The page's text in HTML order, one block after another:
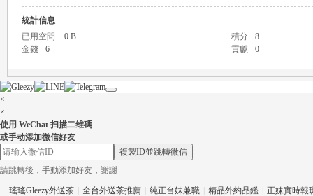
統計信息
已用空間
0 B 積分
8
金錢
6 貢獻 0
×
×
使用 WeChat 扫描二维碼
或手动添加微信好友
複製ID並跳轉微信
請跳轉後，手動添加好友，謝謝
瑤瑤Gleezy外送茶 全台外送茶推薦 純正台妹兼職 精品外約品鑑
正妹實時報